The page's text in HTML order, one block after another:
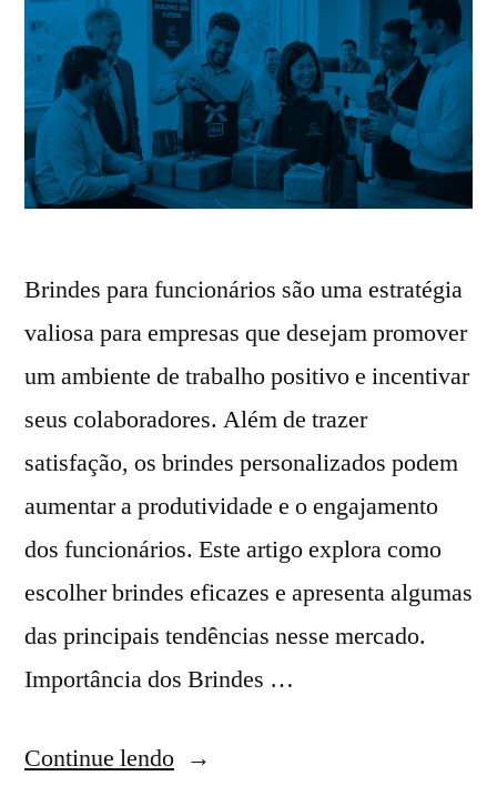
Brindes para funcionários são uma estratégia
valiosa para empresas que desejam promover
um ambiente de trabalho positivo e incentivar
seus colaboradores. Além de trazer
satisfação, os brindes personalizados podem
aumentar a produtividade e o engajamento
dos funcionários. Este artigo explora como
escolher brindes eficazes e apresenta algumas
das principais tendências nesse mercado.
Importância dos Brindes …
Continue lendo